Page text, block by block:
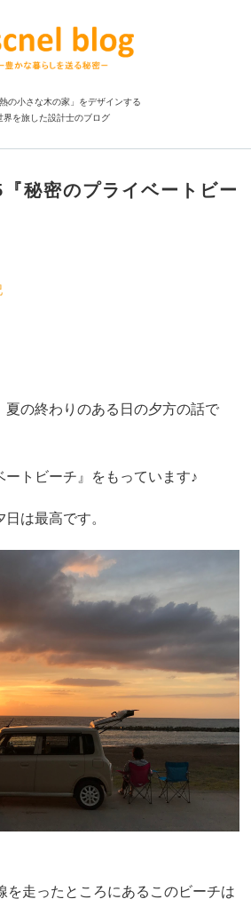
熱の小さな木の家」をデザインする
界を旅した設計士のブログ
秘密のプライベートビー
夏の終わりのある日の夕方の話で
トビーチ』をもっています♪
は最高です。
を走ったところにあるこのビーチは